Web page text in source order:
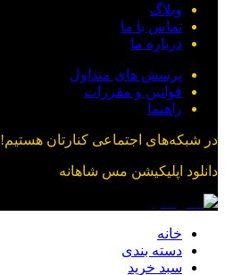
وبلاگ
تماس با ما
درباره ما
پرسش های متداول
قوانین و مقررات
راهنما
در شبکه‌های اجتماعی کنارتان هستیم!
دانلود اپلیکیشن مس شاهانه
خانه
دسته بندی
سبد خرید